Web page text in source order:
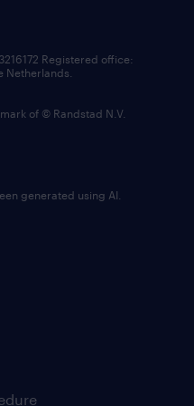
Registered office:
Netherlands.
of © Randstad N.V.
generated using AI.